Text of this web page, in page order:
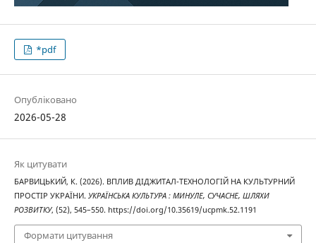
*pdf
Опубліковано
2026-05-28
Як цитувати
БАРВИЦЬКИЙ, К. (2026). ВПЛИВ ДІДЖИТАЛ-ТЕХНОЛОГІЙ НА КУЛЬТУРНИЙ
ПРОСТІР УКРАЇНИ. УКРАЇНСЬКА КУЛЬТУРА : МИНУЛЕ, СУЧАСНЕ, ШЛЯХИ
РОЗВИТКУ, (52), 545–550. https://doi.org/10.35619/ucpmk.52.1191
Формати цитування